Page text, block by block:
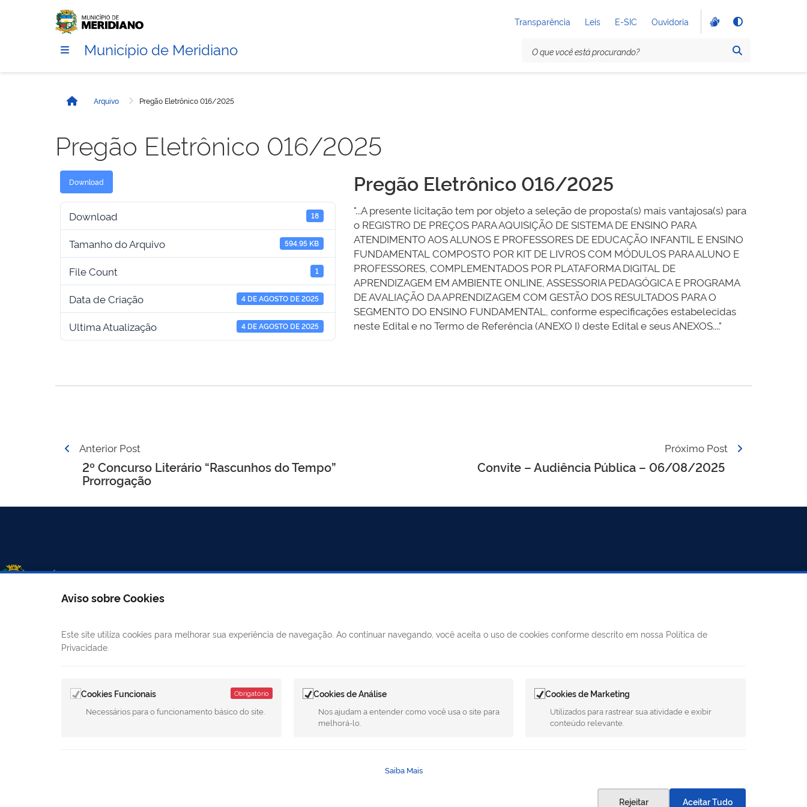
Transparência Leis E-SIC Ouvidoria
Município de Meridiano
InícioArquivo Pregão Eletrônico 016/2025
Pregão Eletrônico 016/2025
Download
Download 18
Tamanho do Arquivo 594.95 KB
File Count 1
Data de Criação 4 DE AGOSTO DE 2025
Ultima Atualização 4 DE AGOSTO DE 2025
Pregão Eletrônico 016/2025
"...A presente licitação tem por objeto a seleção de proposta(s) mais vantajosa(s) para
o REGISTRO DE PREÇOS PARA AQUISIÇÃO DE SISTEMA DE ENSINO PARA
ATENDIMENTO AOS ALUNOS E PROFESSORES DE EDUCAÇÃO INFANTIL E ENSINO
FUNDAMENTAL COMPOSTO POR KIT DE LIVROS COM MÓDULOS PARA ALUNO E
PROFESSORES, COMPLEMENTADOS POR PLATAFORMA DIGITAL DE
APRENDIZAGEM EM AMBIENTE ONLINE, ASSESSORIA PEDAGÓGICA E PROGRAMA
DE AVALIAÇÃO DA APRENDIZAGEM COM GESTÃO DOS RESULTADOS PARA O
SEGMENTO DO ENSINO FUNDAMENTAL, conforme especificações estabelecidas
neste Edital e no Termo de Referência (ANEXO I) deste Edital e seus ANEXOS...."
Navegação
Anterior Post
2º Concurso Literário “Rascunhos do Tempo”
Prorrogação
Próximo Post
Convite – Audiência Pública – 06/08/2025
Câmara Municipal
CANAIS
Ouvidoria
MUNICÍPIO DE MERIDIANO
: (17) 3475-1116 (17) 3475-1124
Endereço:
REDES SOCIAIS
Aviso sobre Cookies
Este site utiliza cookies para melhorar sua experiência de navegação. Ao continuar navegando, você aceita o uso de cookies conforme descrito em nossa Política de
Privacidade.
Cookies Funcionais Obrigatório
Necessários para o funcionamento básico do site.
Cookies de Análise
Nos ajudam a entender como você usa o site para
melhorá-lo.
Cookies de Marketing
Utilizados para rastrear sua atividade e exibir
conteúdo relevante.
Saiba Mais
Rejeitar Aceitar Tudo